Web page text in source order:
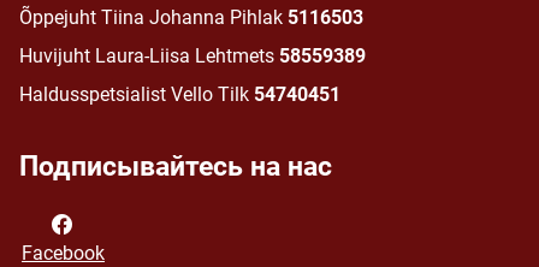
Õppejuht Tiina Johanna Pihlak 5116503
Huvijuht Laura-Liisa Lehtmets 58559389
Haldusspetsialist Vello Tilk 54740451
Подписывайтесь на нас
Facebook